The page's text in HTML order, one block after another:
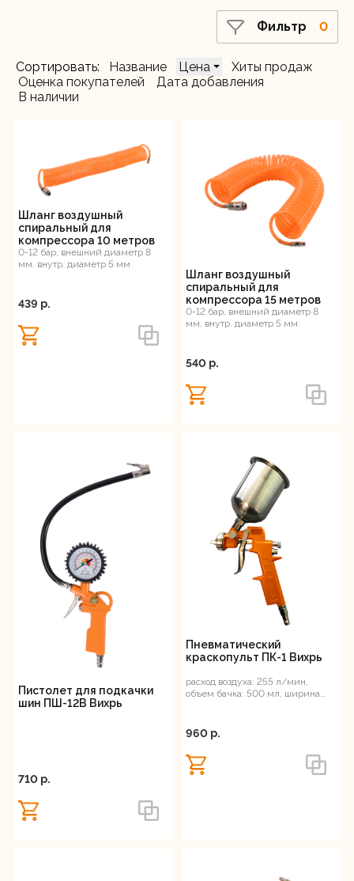
Фильтр 0
Сортировать: Название Цена
Хиты продаж
Оценка покупателей
Дата добавления
В наличии
Шланг воздушный
спиральный для
компрессора 10 метров
Вихрь
0-12 бар, внешний диаметр 8
мм, внутр. диаметр 5 мм
439 p.
Шланг воздушный
спиральный для
компрессора 15 метров
Вихрь
0-12 бар, внешний диаметр 8
мм, внутр. диаметр 5 мм
540 p.
Пистолет для подкачки
шин ПШ-12В Вихрь
710 p.
Пневматический
краскопульт ПК-1 Вихрь
расход воздуха: 255 л/мин,
объем бачка: 500 мл, ширина
960 p.